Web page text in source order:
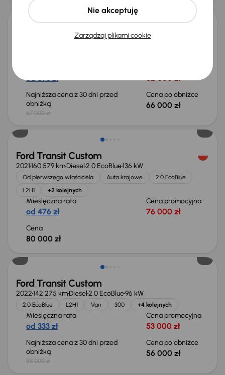
Ford Transit Custom
od 393 zł 62 000 zł
Najniższa cena z 30 dni przed
obniżką
67 000 zł
Cena po obniżce
66 000 zł
Możliwość odliczenia VAT
Ford Transit Custom
2021160 579 kmDiesel2.0 EcoBlue136 kW
Od pierwszego właściciela Auta krajowe
2.0 EcoBlue
L2H1
+2 kolejnych
Miesięczna rata
od 476 zł
Cena promocyjna
76 000 zł
Cena
80 000 zł
Taniej o 2 000 zł
Ford Transit Custom
2022142 275 kmDiesel2.0 EcoBlue96 kW
2.0 EcoBlue L2H1 Van 300 +4 kolejnych
Miesięczna rata
od 333 zł
Cena promocyjna
53 000 zł
Najniższa cena z 30 dni przed
obniżką
58 000 zł
Cena po obniżce
56 000 zł
Zarządzaj plikami cookie
Nie akceptuję